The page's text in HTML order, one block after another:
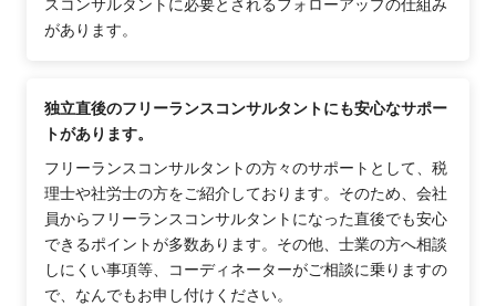
スコンサルタントに必要とされるフォローアップの仕組み
があります。
独立直後のフリーランスコンサルタントにも安心なサポー
トがあります。
フリーランスコンサルタントの方々のサポートとして、税
理士や社労士の方をご紹介しております。そのため、会社
員からフリーランスコンサルタントになった直後でも安心
できるポイントが多数あります。その他、士業の方へ相談
しにくい事項等、コーディネーターがご相談に乗りますの
で、なんでもお申し付けください。